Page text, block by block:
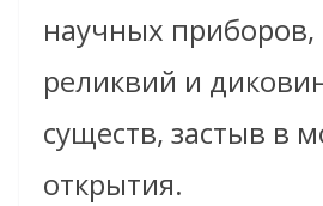
научных
реликвий и
существ, застыв в
открытия.